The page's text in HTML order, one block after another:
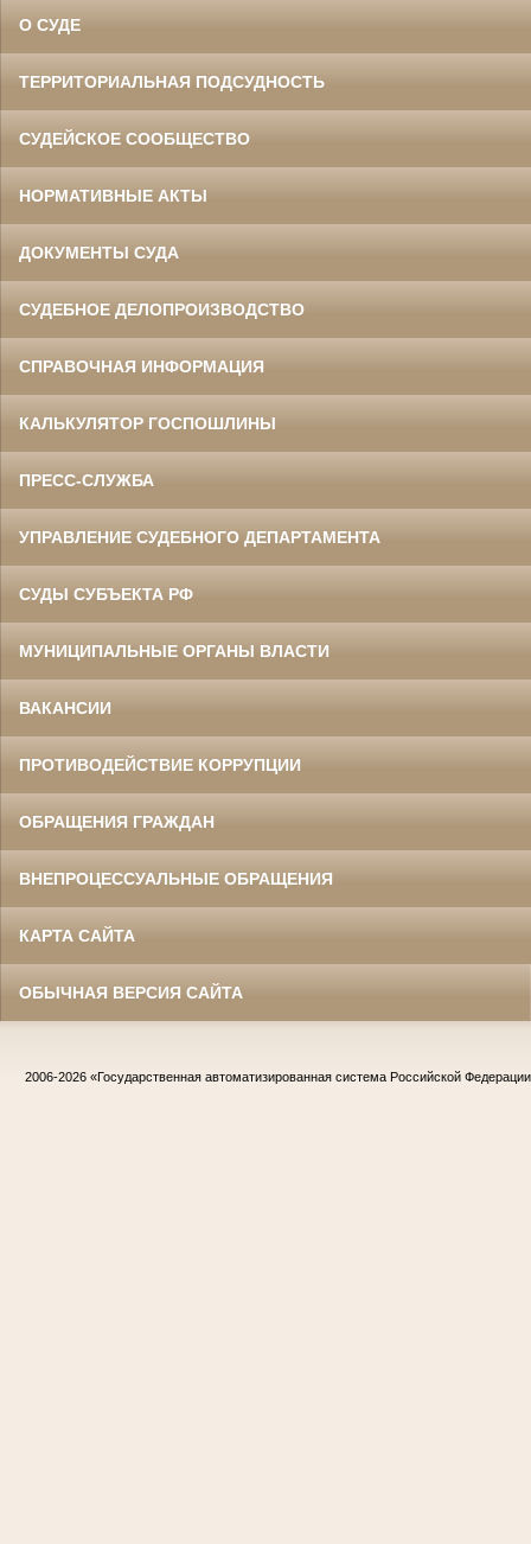
О СУДЕ
ТЕРРИТОРИАЛЬНАЯ ПОДСУДНОСТЬ
СУДЕЙСКОЕ СООБЩЕСТВО
НОРМАТИВНЫЕ АКТЫ
ДОКУМЕНТЫ СУДА
СУДЕБНОЕ ДЕЛОПРОИЗВОДСТВО
СПРАВОЧНАЯ ИНФОРМАЦИЯ
КАЛЬКУЛЯТОР ГОСПОШЛИНЫ
ПРЕСС-СЛУЖБА
УПРАВЛЕНИЕ СУДЕБНОГО ДЕПАРТАМЕНТА
СУДЫ СУБЪЕКТА РФ
МУНИЦИПАЛЬНЫЕ ОРГАНЫ ВЛАСТИ
ВАКАНСИИ
ПРОТИВОДЕЙСТВИЕ КОРРУПЦИИ
ОБРАЩЕНИЯ ГРАЖДАН
ВНЕПРОЦЕССУАЛЬНЫЕ ОБРАЩЕНИЯ
КАРТА САЙТА
ОБЫЧНАЯ ВЕРСИЯ САЙТА
2006-2026 «Государственная автоматизированная система Российской